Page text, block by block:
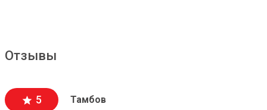
Отзывы
5 Тамбов